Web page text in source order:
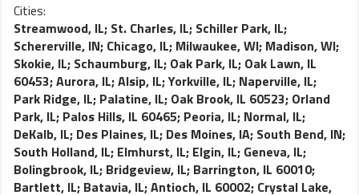
Cities:
Streamwood, IL; St. Charles, IL; Schiller Park, IL;
Schererville, IN; Chicago, IL; Milwaukee, WI; Madison, WI;
Skokie, IL; Schaumburg, IL; Oak Park, IL; Oak Lawn, IL
60453;Aurora, IL;Alsip, IL;Yorkville, IL; Naperville, IL;
Park Ridge, IL; Palatine, IL; Oak Brook, IL 60523; Orland
Park, IL; Palos Hills, IL 60465; Peoria, IL; Normal, IL;
DeKalb, IL; Des Plaines, IL; Des Moines, IA; South Bend, IN;
South Holland, IL; Elmhurst, IL; Elgin, IL; Geneva, IL;
Bolingbrook, IL; Bridgeview, IL; Barrington, IL 60010;
Bartlett, IL; Batavia, IL;Antioch, IL 60002; Crystal Lake,